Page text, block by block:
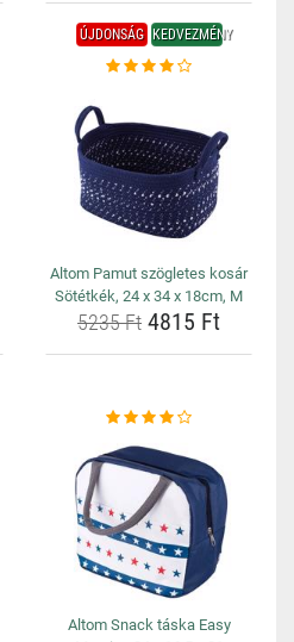
ÚJDONSÁG KEDVEZMÉNY
Altom Pamut szögletes kosár
Sötétkék, 24 x 34 x 18cm, M
5235 Ft 4815 Ft
Altom Snack táska Easy